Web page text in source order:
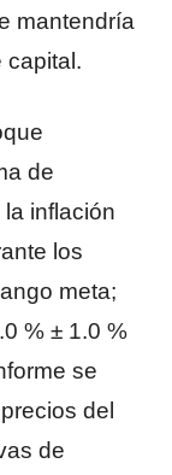
mantendría
capital.
de
inflación
los
meta;
% ± 1.0 %
se
del
de